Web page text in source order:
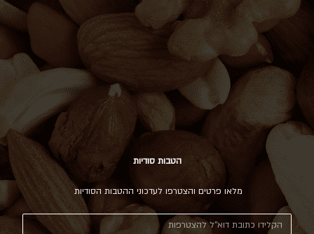
הטבות סודיות
מלאו פרטים והצטרפו לעדכוני ההטבות הסודיות